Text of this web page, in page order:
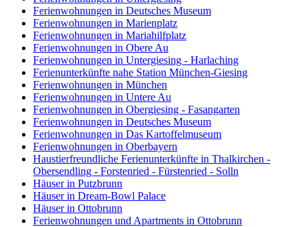
Ferienwohnungen in Deutsches Museum
Ferienwohnungen in Marienplatz
Ferienwohnungen in Mariahilfplatz
Ferienwohnungen in Obere Au
Ferienwohnungen in Untergiesing - Harlaching
Ferienunterkünfte nahe Station München-Giesing
Ferienwohnungen in München
Ferienwohnungen in Untere Au
Ferienwohnungen in Obergiesing - Fasangarten
Ferienwohnungen in Deutsches Museum
Ferienwohnungen in Das Kartoffelmuseum
Ferienwohnungen in Oberbayern
Haustierfreundliche Ferienunterkünfte in Thalkirchen -
Obersendling - Forstenried - Fürstenried - Solln
Häuser in Putzbrunn
Häuser in Dream-Bowl Palace
Häuser in Ottobrunn
Ferienwohnungen und Apartments in Ottobrunn